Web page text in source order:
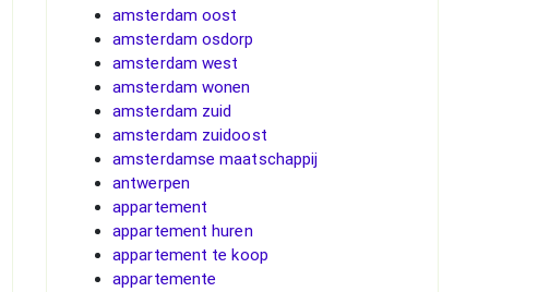
amsterdam oost
amsterdam osdorp
amsterdam west
amsterdam wonen
amsterdam zuid
amsterdam zuidoost
amsterdamse maatschappij
antwerpen
appartement
appartement huren
appartement te koop
appartemente